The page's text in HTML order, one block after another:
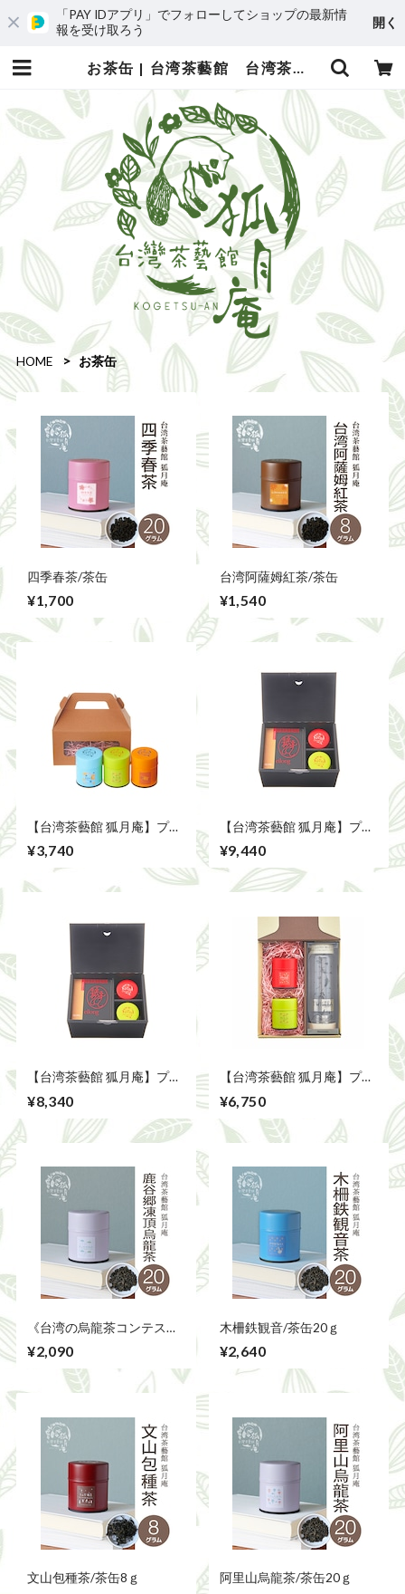
「PAY IDアプリ」でフォローしてショップの最新情
報を受け取ろう
開く
お茶缶 | 台湾茶藝館 台湾茶カフェ 狐月庵
HOME お茶缶
四季春茶/茶缶
¥1,700
台湾阿薩姆紅茶/茶缶
¥1,540
【台湾茶藝館 狐月庵】プレ
如何でしょうか。台湾茶 茶
缶3個セット
¥3,740
【台湾茶藝館 狐月庵】プレ
如何でしょうか。台湾茶 台
湾茶器と茶缶2個セット
【翠玉色】
¥9,440
【台湾茶藝館 狐月庵】プレ
如何でしょうか。台湾茶 台
湾茶器と茶缶2個セット
¥8,340
【台湾茶藝館 狐月庵】プレ
如何でしょうか。台湾茶 外
出先でもOK！ティーボトル
と茶缶2個セット
¥6,750
《台湾の烏龍茶コンテスト
缶20ｇ
¥2,090
木柵鉄観音/茶缶20ｇ
¥2,640
文山包種茶/茶缶8ｇ 阿里山烏龍茶/茶缶20ｇ